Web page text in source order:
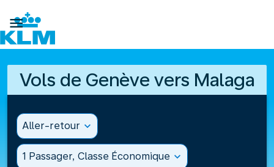

Vols de Genève vers Malaga
Aller-retour expand_more
1 Passager, Classe Économique expand_more